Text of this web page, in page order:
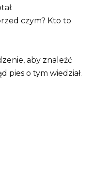
czym? Kto to
aby znaleźć
pies o tym wiedział.